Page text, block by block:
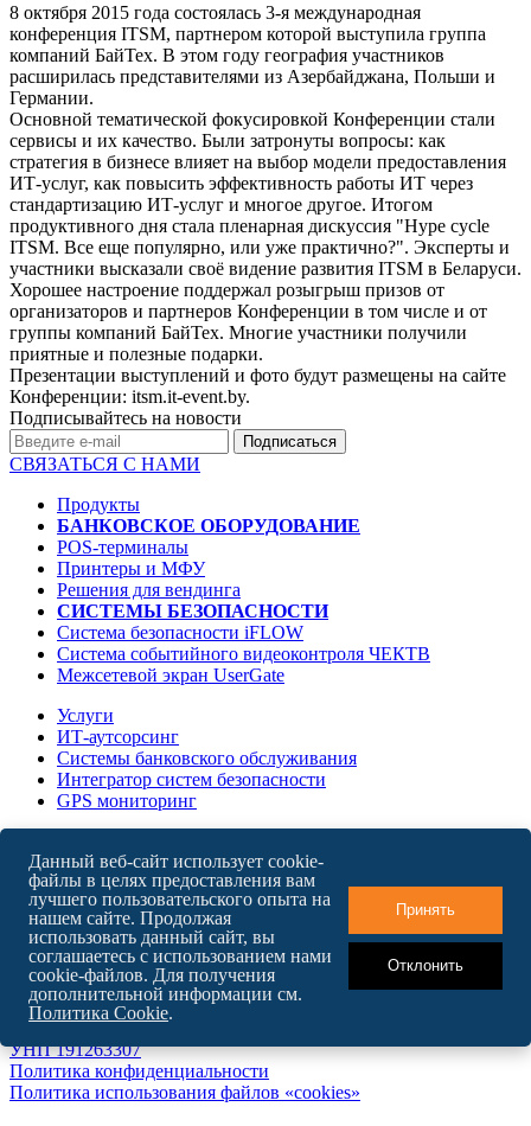
8 октября 2015 года состоялась 3-я международная
конференция ITSM, партнером которой выступила группа
компаний БайТех. В этом году география участников
расширилась представителями из Азербайджана, Польши и
Германии.
Основной тематической фокусировкой Конференции стали
сервисы и их качество. Были затронуты вопросы: как
стратегия в бизнесе влияет на выбор модели предоставления
ИТ-услуг, как повысить эффективность работы ИТ через
стандартизацию ИТ-услуг и многое другое. Итогом
продуктивного дня стала пленарная дискуссия "Hype cycle
ITSM. Все еще популярно, или уже практично?". Эксперты и
участники высказали своё видение развития ITSM в Беларуси.
Хорошее настроение поддержал розыгрыш призов от
организаторов и партнеров Конференции в том числе и от
группы компаний БайТех. Многие участники получили
приятные и полезные подарки.
Презентации выступлений и фото будут размещены на сайте
Конференции: itsm.it-event.by.
Подписывайтесь на новости
СВЯЗАТЬСЯ С НАМИ
Продукты
БАНКОВСКОЕ ОБОРУДОВАНИЕ
POS-терминалы
Принтеры и МФУ
Решения для вендинга
СИСТЕМЫ БЕЗОПАСНОСТИ
Система безопасности iFLOW
Система событийного видеоконтроля ЧЕКТВ
Межсетевой экран UserGate
Услуги
ИТ-аутсорсинг
Системы банковского обслуживания
Интегратор систем безопасности
GPS мониторинг
Карьера в БайТех
Новости
Контакты
English version
Карта сайта
ООО "БайТехСервис"
УНП 191263307
Политика конфиденциальности
Политика использования файлов «cookies»
Данный веб-сайт использует cookie-
файлы в целях предоставления вам
лучшего пользовательского опыта на
нашем сайте. Продолжая
использовать данный сайт, вы
соглашаетесь с использованием нами
cookie-файлов. Для получения
дополнительной информации см.
Политика Cookie.
Принять
Отклонить